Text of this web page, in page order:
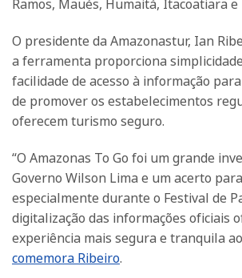
Ramos, Maués, Humaitá, Itacoatiara
O presidente da Amazonastur, Ian
a ferramenta proporciona
facilidade de acesso à informação
de promover os estabelecimentos
oferecem turismo seguro.
“O Amazonas To Go foi um grande
Governo Wilson Lima e um acerto
especialmente durante o Festival de
digitalização das informações oficiais
experiência mais segura e tranquila
comemora Ribeiro.